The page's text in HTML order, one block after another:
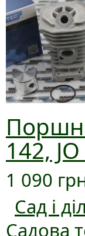
142,
1 090
Сад і
Садова